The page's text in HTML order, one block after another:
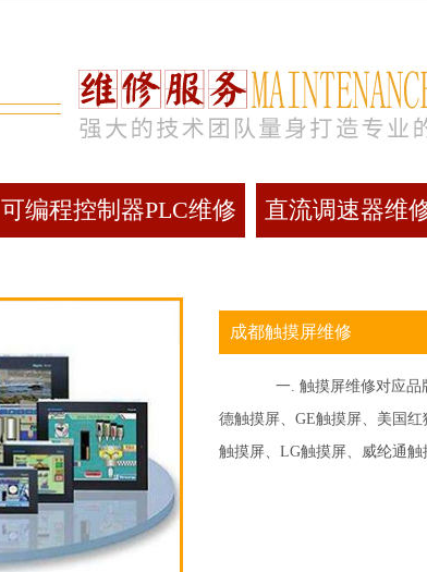
可编程控制器PLC维修 直流调速器维
成都触摸屏维修
一. 触摸屏维修对应品
德触摸屏、GE触摸屏、美国
触摸屏、LG触摸屏、威纶通触